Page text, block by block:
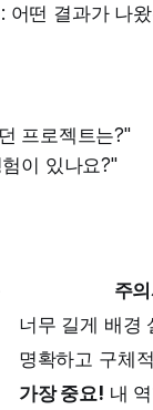
어떤 결과가 나
프로젝트는?"
이 있나요?"
주
너무 길게 배경
명확하고 구체
가장 중요! 내